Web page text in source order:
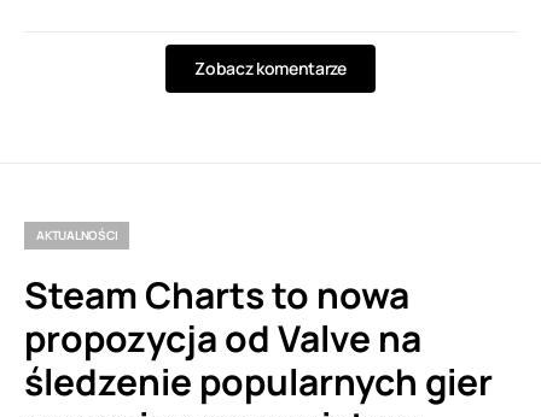
Zobacz komentarze
AKTUALNOŚCI
Steam Charts to nowa
propozycja od Valve na
śledzenie popularnych gier